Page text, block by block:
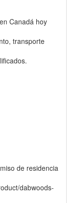
Canadá hoy
transporte
de residencia
dabwoods-